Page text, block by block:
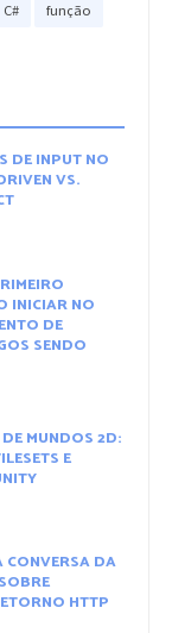
C# função
DE INPUT NO
VS.
INICIAR NO
DE
SENDO
MUNDOS 2D:
E
CONVERSA DA
HTTP